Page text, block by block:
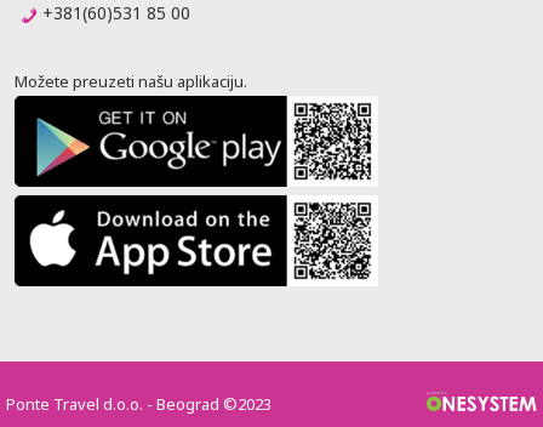
+381(60)531 85 00
Možete preuzeti našu aplikaciju.
Ponte Travel d.o.o. - Beograd ©2023